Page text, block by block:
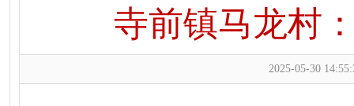
寺前镇马龙村
2025-05-30